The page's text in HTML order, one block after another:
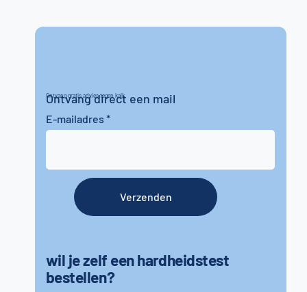
Ontvang gratis advies tegen kalk
Ontvang direct een mail
wil je zelf een hardheidstest
bestellen?
E-mailadres
Verzenden